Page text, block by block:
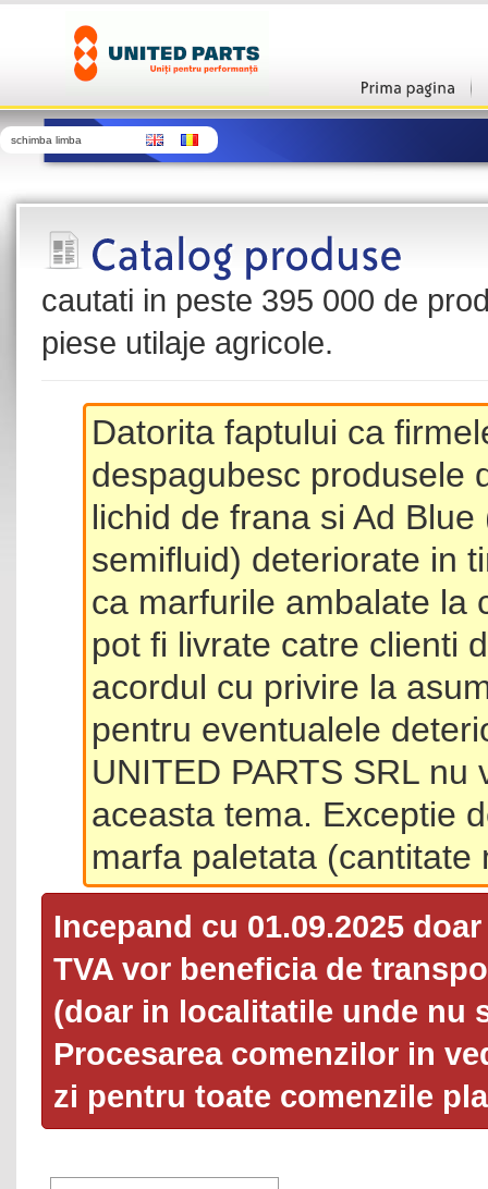
schimba limba
cautati in peste 395 000 de
piese utilaje agricole.
Datorita faptului ca
despagubesc produsele
lichid de frana si Ad
semifluid) deteriorate in
ca marfurile ambalate la
pot fi livrate catre clienti
acordul cu privire la
pentru eventualele
UNITED PARTS SRL
aceasta tema. Exceptie
marfa paletata (cantitate
Incepand cu 01.09.2025
TVA vor beneficia de
(doar in localitatile unde nu
Procesarea comenzilor in
zi pentru toate comenzile